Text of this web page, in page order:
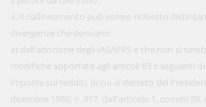
3. Il riallineamento può essere richiesto
divergenze che derivano:
a) dall'adozione degli IAS/IFRS e che non si
modifiche apportate agli articoli 83 e seguenti
imposte sui redditi, di cui al decreto del
dicembre 1986, n. 917, dall'articolo 1, commi 58,